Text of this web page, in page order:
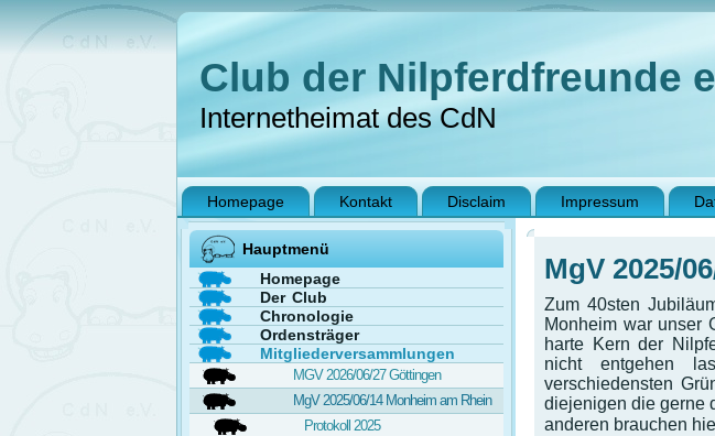
Club der Nilpferdfreunde
Internetheimat des CdN
Homepage Kontakt Disclaim Impressum
Hauptmenü
Homepage
Der Club
Chronologie
Ordensträger
Mitgliederversammlungen
MGV 2026/06/27 Göttingen
MgV 2025/06/14 Monheim am Rhein
Protokoll 2025
MgV 2025/
Zum 40sten
Monheim war unser
harte Kern der
nicht entgehen
verschiedensten
diejenigen die gerne
anderen brauchen